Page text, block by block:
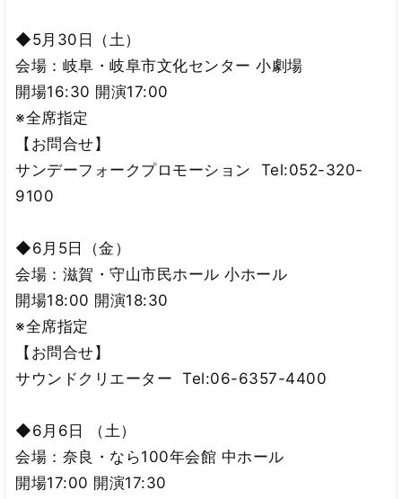
◆5月30日（土）
会場：岐阜・岐阜市文化センター 小劇場
開場16:30 開演17:00
※全席指定
【お問合せ】
サンデーフォークプロモーション Tel:052-320-
9100
◆6月5日（金）
会場：滋賀・守山市民ホール 小ホール
開場18:00 開演18:30
※全席指定
【お問合せ】
サウンドクリエーター Tel:06-6357-4400
◆6月6日 （土）
会場：奈良・なら100年会館 中ホール
開場17:00 開演17:30